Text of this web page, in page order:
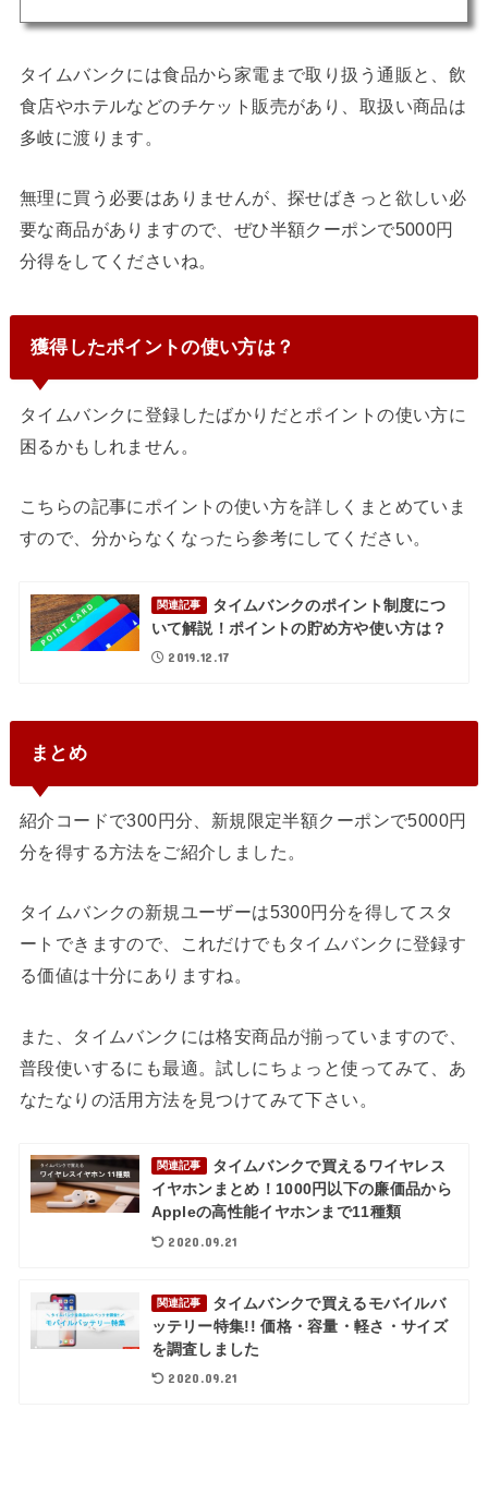
タイムバンクには食品から家電まで取り扱う通販と、飲
食店やホテルなどのチケット販売があり、取扱い商品は
多岐に渡ります。
無理に買う必要はありませんが、探せばきっと欲しい必
要な商品がありますので、ぜひ半額クーポンで5000円
分得をしてくださいね。
獲得したポイントの使い方は？
タイムバンクに登録したばかりだとポイントの使い方に
困るかもしれません。
こちらの記事にポイントの使い方を詳しくまとめていま
すので、分からなくなったら参考にしてください。
関連記事
タイムバンクのポイント制度につ
いて解説！ポイントの貯め方や使い方は？
2019.12.17
まとめ
紹介コードで300円分、新規限定半額クーポンで5000円
分を得する方法をご紹介しました。
タイムバンクの新規ユーザーは5300円分を得してスタ
ートできますので、これだけでもタイムバンクに登録す
る価値は十分にありますね。
また、タイムバンクには格安商品が揃っていますので、
普段使いするにも最適。試しにちょっと使ってみて、あ
なたなりの活用方法を見つけてみて下さい。
関連記事
タイムバンクで買えるワイヤレス
イヤホンまとめ！1000円以下の廉価品から
Appleの高性能イヤホンまで11種類
2020.09.21
関連記事
タイムバンクで買えるモバイルバ
ッテリー特集!! 価格・容量・軽さ・サイズ
を調査しました
2020.09.21